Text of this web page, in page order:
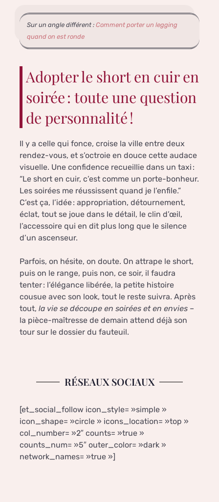
Sur un angle différent : Comment porter un legging
quand on est ronde
Adopter le short en cuir en
soirée : toute une question
de personnalité !
Il y a celle qui fonce, croise la ville entre deux
rendez-vous, et s’octroie en douce cette audace
visuelle. Une confidence recueillie dans un taxi :
“Le short en cuir, c’est comme un porte-bonheur.
Les soirées me réussissent quand je l’enfile.”
C’est ça, l’idée : appropriation, détournement,
éclat, tout se joue dans le détail, le clin d’œil,
l’accessoire qui en dit plus long que le silence
d’un ascenseur.
Parfois, on hésite, on doute. On attrape le short,
puis on le range, puis non, ce soir, il faudra
tenter : l’élégance libérée, la petite histoire
cousue avec son look, tout le reste suivra. Après
tout, la vie se découpe en soirées et en envies –
la pièce-maîtresse de demain attend déjà son
tour sur le dossier du fauteuil.
RÉSEAUX SOCIAUX
[et_social_follow icon_style= »simple »
icon_shape= »circle » icons_location= »top »
col_number= »2″ counts= »true »
counts_num= »5″ outer_color= »dark »
network_names= »true »]